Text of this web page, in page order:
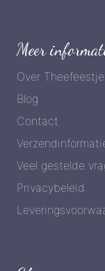
Meer
Over Theefeestje
Blog
Contact
Veel gestelde
Privacybeleid